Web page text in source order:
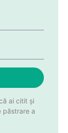
ai citit și
păstrare a